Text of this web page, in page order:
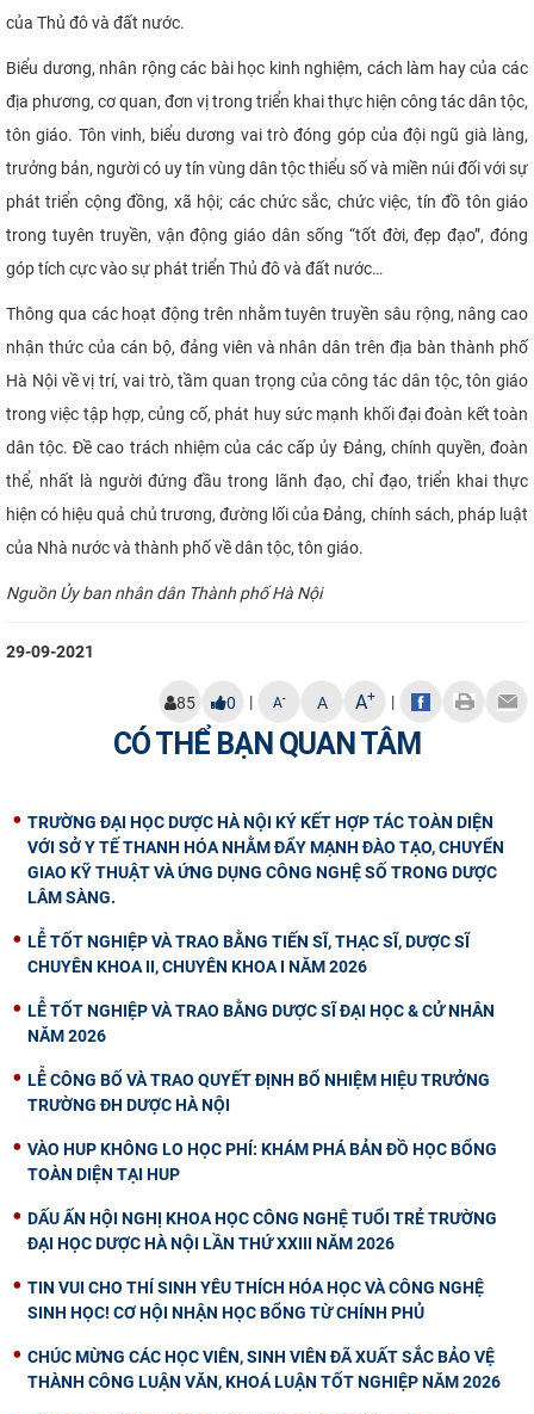
của Thủ đô và đất nước.
Biểu dương, nhân rộng các bài học kinh nghiệm, cách làm hay của các
địa phương, cơ quan, đơn vị trong triển khai thực hiện công tác dân tộc,
tôn giáo. Tôn vinh, biểu dương vai trò đóng góp của đội ngũ già làng,
trưởng bản, người có uy tín vùng dân tộc thiểu số và miền núi đối với sự
phát triển cộng đồng, xã hội; các chức sắc, chức việc, tín đồ tôn giáo
trong tuyên truyền, vận động giáo dân sống “tốt đời, đẹp đạo”, đóng
góp tích cực vào sự phát triển Thủ đô và đất nước…
Thông qua các hoạt động trên nhằm tuyên truyền sâu rộng, nâng cao
nhận thức của cán bộ, đảng viên và nhân dân trên địa bàn thành phố
Hà Nội về vị trí, vai trò, tầm quan trọng của công tác dân tộc, tôn giáo
trong việc tập hợp, củng cố, phát huy sức mạnh khối đại đoàn kết toàn
dân tộc. Đề cao trách nhiệm của các cấp ủy Đảng, chính quyền, đoàn
thể, nhất là người đứng đầu trong lãnh đạo, chỉ đạo, triển khai thực
hiện có hiệu quả chủ trương, đường lối của Đảng, chính sách, pháp luật
của Nhà nước và thành phố về dân tộc, tôn giáo.
Nguồn Ủy ban nhân dân Thành phố Hà Nội
29-09-2021
85 0 | A- A A+ |
CÓ THỂ BẠN QUAN TÂM
TRƯỜNG ĐẠI HỌC DƯỢC HÀ NỘI KÝ KẾT HỢP TÁC TOÀN DIỆN
VỚI SỞ Y TẾ THANH HÓA NHẰM ĐẨY MẠNH ĐÀO TẠO, CHUYỂN
GIAO KỸ THUẬT VÀ ỨNG DỤNG CÔNG NGHỆ SỐ TRONG DƯỢC
LÂM SÀNG.
LỄ TỐT NGHIỆP VÀ TRAO BẰNG TIẾN SĨ, THẠC SĨ, DƯỢC SĨ
CHUYÊN KHOA II, CHUYÊN KHOA I NĂM 2026
LỄ TỐT NGHIỆP VÀ TRAO BẰNG DƯỢC SĨ ĐẠI HỌC & CỬ NHÂN
NĂM 2026
LỄ CÔNG BỐ VÀ TRAO QUYẾT ĐỊNH BỔ NHIỆM HIỆU TRƯỞNG
TRƯỜNG ĐH DƯỢC HÀ NỘI
VÀO HUP KHÔNG LO HỌC PHÍ: KHÁM PHÁ BẢN ĐỒ HỌC BỔNG
TOÀN DIỆN TẠI HUP
DẤU ẤN HỘI NGHỊ KHOA HỌC CÔNG NGHỆ TUỔI TRẺ TRƯỜNG
ĐẠI HỌC DƯỢC HÀ NỘI LẦN THỨ XXIII NĂM 2026
TIN VUI CHO THÍ SINH YÊU THÍCH HÓA HỌC VÀ CÔNG NGHỆ
SINH HỌC! CƠ HỘI NHẬN HỌC BỔNG TỪ CHÍNH PHỦ
CHÚC MỪNG CÁC HỌC VIÊN, SINH VIÊN ĐÃ XUẤT SẮC BẢO VỆ
THÀNH CÔNG LUẬN VĂN, KHOÁ LUẬN TỐT NGHIỆP NĂM 2026